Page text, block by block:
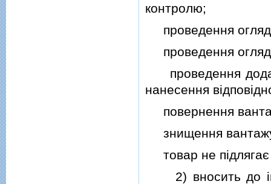
контролю;
проведення
проведення
проведення
нанесення
повернення
знищення
товар не пiдлягає
2) вносить до